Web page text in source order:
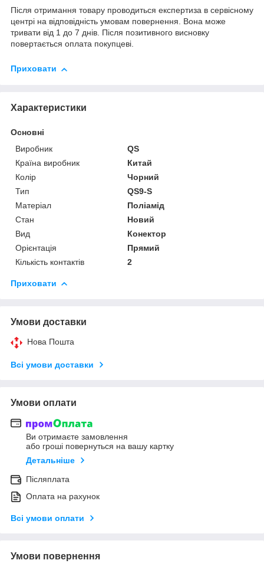
Після отримання товару проводиться експертиза в сервісному
центрі на відповідність умовам повернення. Вона може
тривати від 1 до 7 днів. Після позитивного висновку
повертається оплата покупцеві.
Приховати
Характеристики
Основні
Виробник
QS
Країна виробник
Китай
Колір
Чорний
Тип
QS9-S
Матеріал
Поліамід
Стан
Новий
Вид
Конектор
Орієнтація
Прямий
Кількість контактів
2
Приховати
Умови доставки
Нова Пошта
Всі умови доставки
Умови оплати
Ви отримаєте замовлення
або гроші повернуться на вашу картку
Детальніше
Післяплата
Оплата на рахунок
Всі умови оплати
Умови повернення